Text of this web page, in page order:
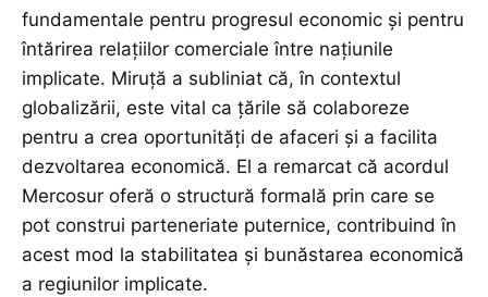
fundamentale pentru progresul economic și pentru
întărirea relațiilor comerciale între națiunile
implicate. Miruţă a subliniat că, în contextul
globalizării, este vital ca țările să colaboreze
pentru a crea oportunități de afaceri și a facilita
dezvoltarea economică. El a remarcat că acordul
Mercosur oferă o structură formală prin care se
pot construi parteneriate puternice, contribuind în
acest mod la stabilitatea și bunăstarea economică
a regiunilor implicate.